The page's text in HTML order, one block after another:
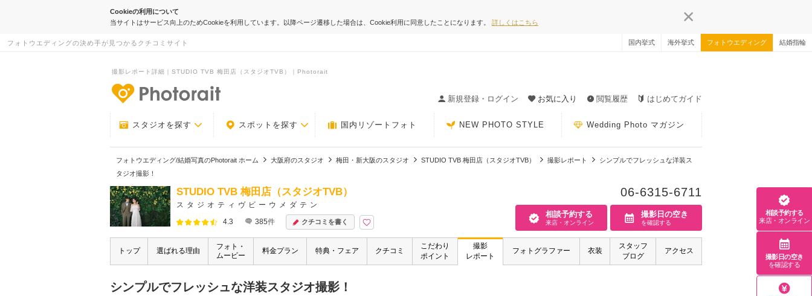
Cookieの利用について
当サイトはサービス向上のためCookieを利用しています。以降ページ遷移した場合は、Cookie利用に同意したことになります。 詳しくはこちら
フォトウエディングの決め手が見つかるクチコミサイト 国内挙式 海外挙式 フォトウエディング 結婚指輪
撮影レポート詳細｜STUDIO TVB 梅田店（スタジオTVB）｜Photorait
新規登録・ログイン
お気に入り 閲覧履歴 はじめてガイド
スタジオを探す スポットを探す 国内リゾートフォト NEW PHOTO STYLE Wedding Photo マガジン
フォトウエディング/結婚写真のPhotorait ホーム 大阪府のスタジオ 梅田・新大阪のスタジオ STUDIO TVB 梅田店（スタジオTVB） 撮影レポート
シンプルでフレッシュな洋装ス
タジオ撮影！
STUDIO TVB 梅田店（スタジオTVB）
スタジオティヴビーウメダテン
4.3
385件 クチコミを書く
06-6315-6711
相談予約する
来店・オンライン
撮影日の空き
を確認する
トップ 選ばれる理由
フォト・
ムービー
料金プラン 特典・フェア クチコミ
こだわり
ポイント
撮影
レポート
フォトグラファー 衣装
スタッフ
ブログ
アクセス
シンプルでフレッシュな洋装スタジオ撮影！
相談予約する
来店・オンライン
撮影日の空き
を確認する